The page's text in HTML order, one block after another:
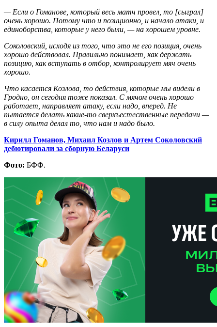
— Если о Гоманове, который весь матч провел, то [сыграл]
очень хорошо. Потому что и позиционно, и начало атаки, и
единоборства, которые у него были, — на хорошем уровне.
Соколовский, исходя из того, что это не его позиция, очень
хорошо действовал. Правильно понимает, как держать
позицию, как вступать в отбор, контролирует мяч очень
хорошо.
Что касается Козлова, то действия, которые мы видели в
Гродно, он сегодня тоже показал. С мячом очень хорошо
работает, направляет атаку, если надо, вперед. Не
пытается делать какие-то сверхъестественные передачи —
в силу опыта делал то, что нам и надо было.
Кирилл Гоманов, Михаил Козлов и Артем Соколовский
дебютировали за сборную Беларуси
Фото: БФФ.